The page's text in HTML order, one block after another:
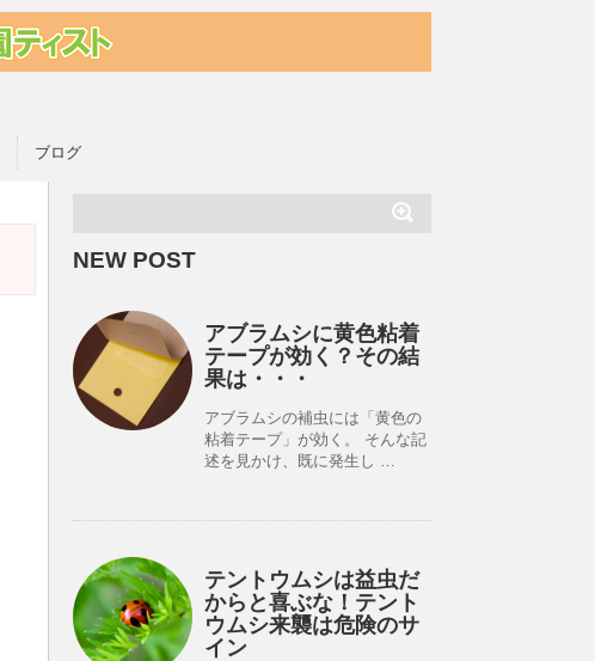
ブログ
NEW POST
アブラムシに黄色粘着
テープが効く？その結
果は・・・
アブラムシの補虫には「黄色の
粘着テープ」が効く。 そんな記
述を見かけ、既に発生し …
テントウムシは益虫だ
からと喜ぶな！テント
ウムシ来襲は危険のサ
イン